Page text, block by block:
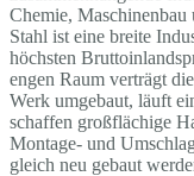
Chemie,
Stahl ist eine breite
höchsten
engen Raum verträgt
Werk umgebaut, läuft
schaffen großflächige
Montage- und
gleich neu gebaut